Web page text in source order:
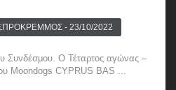
- 23/10/2022
Συνδέσμου. Ο Τέταρτος αγώνας –
Moondogs CYPRUS BAS ...